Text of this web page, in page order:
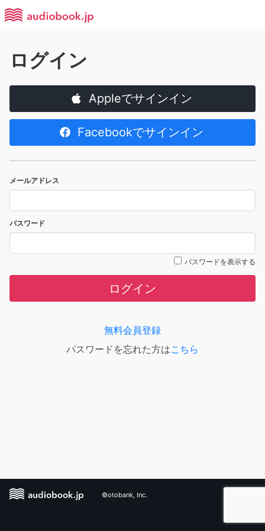
ログイン
Appleでサインイン
Facebookでサインイン
メールアドレス
パスワード
パスワードを表示する
ログイン
無料会員登録
パスワードを忘れた方はこちら
©otobank, Inc.